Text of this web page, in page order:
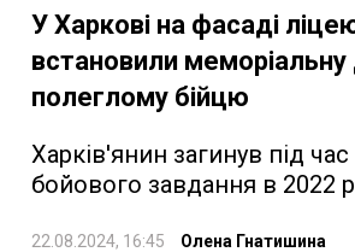
У Харкові на фасаді
встановили
полеглому бійцю
Харків'янин загинув під
бойового завдання в 2022
22.08.2024, 16:45 Олена Гнатишина